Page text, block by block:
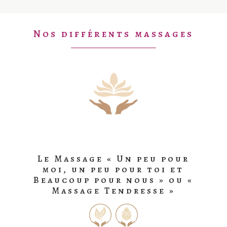
Nos différents massages
Le Massage « Un peu pour
moi, un peu pour toi et
Beaucoup pour nous » ou «
Massage Tendresse »